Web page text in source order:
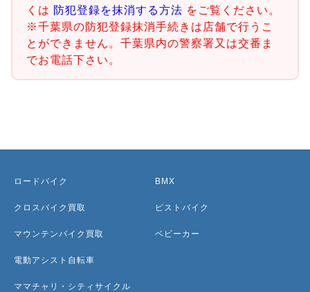
くは 防犯登録を抹消する方法 をご覧ください。
※千葉県の防犯登録抹消手続きは店舗で行うこ
とができません。千葉県内の警察署又は交番ま
でお電話下さい。
ロードバイク
クロスバイク買取
マウンテンバイク買取
電動アシスト自転車
ママチャリ・シティサイクル
BMX
ピストバイク
ベビーカー